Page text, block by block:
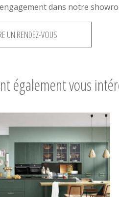
dans notre
UN RENDEZ-VOUS
également vous